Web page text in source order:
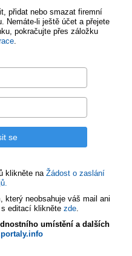
přidat nebo smazat firemní
Nemáte-li ještě účet a přejete
pokračujte přes záložku
.
klikněte na Žádost o zaslání
který neobsahuje váš mail ani
editací klikněte zde.
umístění a dalších